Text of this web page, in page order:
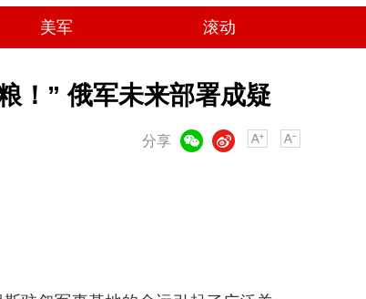
美军 滚动
！” 俄军未来部署成疑
分享
微博